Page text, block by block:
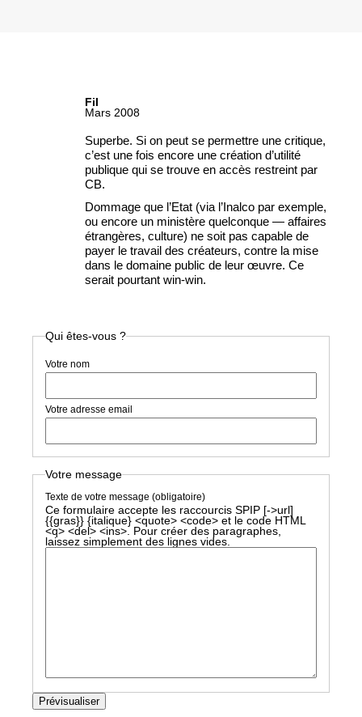
Fil
Mars 2008
Superbe. Si on peut se permettre une critique,
c’est une fois encore une création d’utilité
publique qui se trouve en accès restreint par
CB.
Dommage que l’Etat (via l’Inalco par exemple,
ou encore un ministère quelconque — affaires
étrangères, culture) ne soit pas capable de
payer le travail des créateurs, contre la mise
dans le domaine public de leur œuvre. Ce
serait pourtant win-win.
Qui êtes-vous ?
Votre nom
Votre adresse email
Votre message
Texte de votre message (obligatoire)
Ce formulaire accepte les raccourcis SPIP [->url]
{{gras}} {italique} <quote> <code> et le code HTML
<q> <del> <ins>. Pour créer des paragraphes,
laissez simplement des lignes vides.